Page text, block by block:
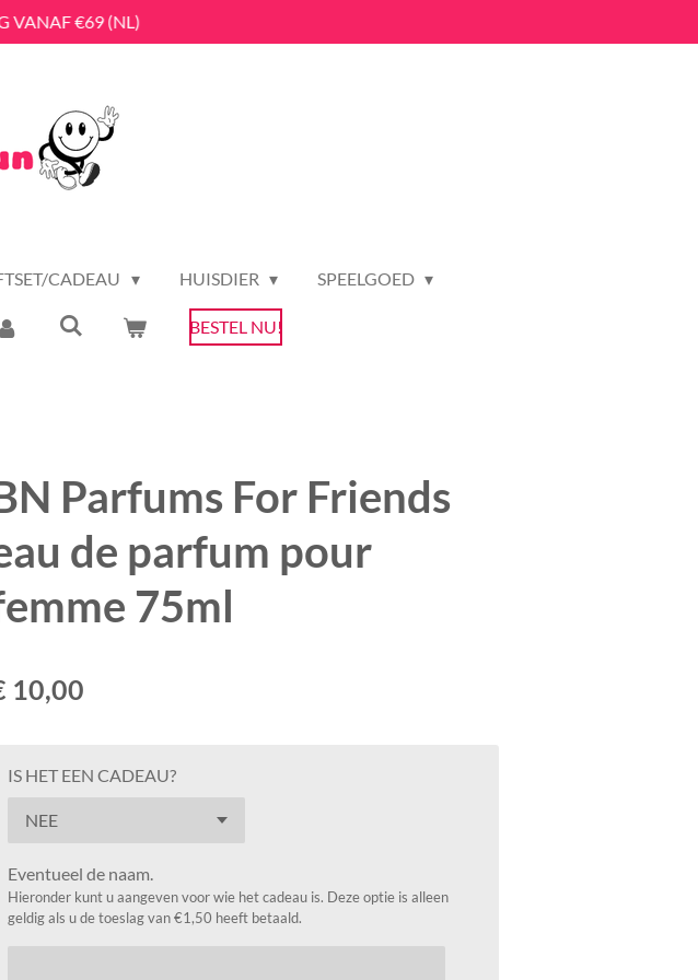
VANAF €69 (NL)
CADEAU HUISDIER SPEELGOED
BESTEL NU!
Parfums For Friends
de parfum pour
75ml
10,00
IS HET EEN CADEAU?
Eventueel de naam.
Hieronder kunt u aangeven voor wie het cadeau is. Deze optie is alleen
geldig als u de toeslag van €1,50 heeft betaald.